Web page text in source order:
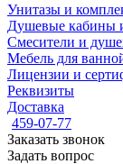
Унитазы и
Душевые кабины
Смесители и
Мебель для
Лицензии и
Реквизиты
Доставка
459-07-77
Заказать звонок
Задать вопрос